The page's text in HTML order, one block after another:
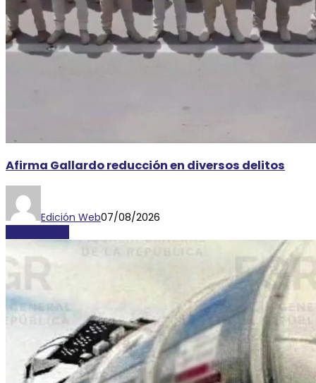
Afirma Gallardo reducción en diversos delitos
Edición Web07/08/2026